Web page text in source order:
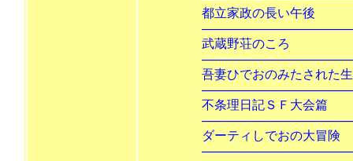
都立家政の
武蔵野荘
吾妻ひでおのみた
不条理日記Ｓ
ダーティしでお